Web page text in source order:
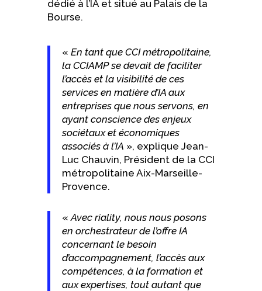
dédié à l’IA et situé au Palais de la
Bourse.
« En tant que CCI métropolitaine,
la CCIAMP se devait de faciliter
l’accès et la visibilité de ces
services en matière d’IA aux
entreprises que nous servons, en
ayant conscience des enjeux
sociétaux et économiques
associés à l’IA », explique Jean-
Luc Chauvin, Président de la CCI
métropolitaine Aix-Marseille-
Provence.
« Avec riality, nous nous posons
en orchestrateur de l’offre IA
concernant le besoin
d’accompagnement, l’accès aux
compétences, à la formation et
aux expertises, tout autant que